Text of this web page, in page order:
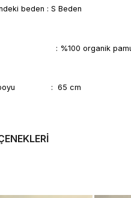
beden : S Beden
: %100 organik
boyu : 65 cm